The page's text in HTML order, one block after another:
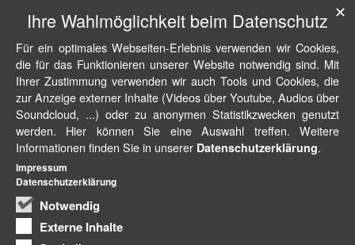
Ihre Wahlmöglichkeit beim Datenschutz
Für ein optimales Webseiten-Erlebnis verwenden wir Cookies,
die für das Funktionieren unserer Website notwendig sind. Mit
Ihrer Zustimmung verwenden wir auch Tools und Cookies, die
zur Anzeige externer Inhalte (Videos über Youtube, Audios über
Soundcloud, ...) oder zu anonymen Statistikzwecken genutzt
werden. Hier können Sie eine Auswahl treffen. Weitere
Informationen finden Sie in unserer Datenschutzerklärung.
Notwendig
Externe Inhalte
✕
Impressum
Datenschutzerklärung